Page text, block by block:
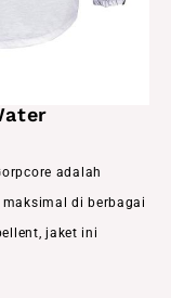
adalah
di berbagai
jaket ini